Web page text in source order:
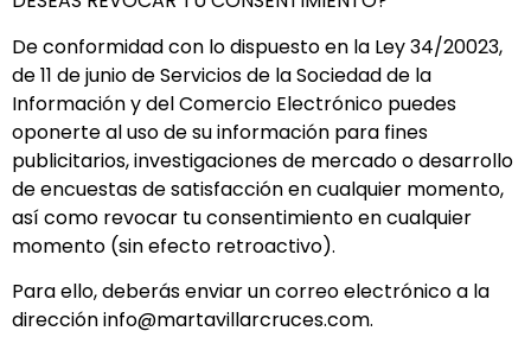
De conformidad con lo dispuesto en la Ley 34/20023,
de 11 de junio de Servicios de la Sociedad de la
Información y del Comercio Electrónico puedes
oponerte al uso de su información para fines
publicitarios, investigaciones de mercado o desarrollo
de encuestas de satisfacción en cualquier momento,
así como revocar tu consentimiento en cualquier
momento (sin efecto retroactivo).
Para ello, deberás enviar un correo electrónico a la
dirección info@martavillarcruces.com.